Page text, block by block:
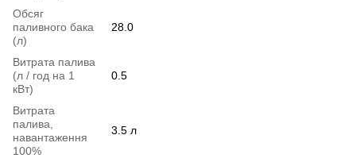
Обсяг
паливного бака
(л)
28.0
Витрата палива
(л / год на 1
кВт)
0.5
Витрата
палива,
навантаження
100%
3.5 л